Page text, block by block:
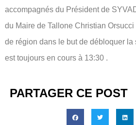
accompagnés du Président de
du Maire de Tallone Christian
de région dans le but de débloquer la
est toujours en cours à 13:30 .
PARTAGER CE POST